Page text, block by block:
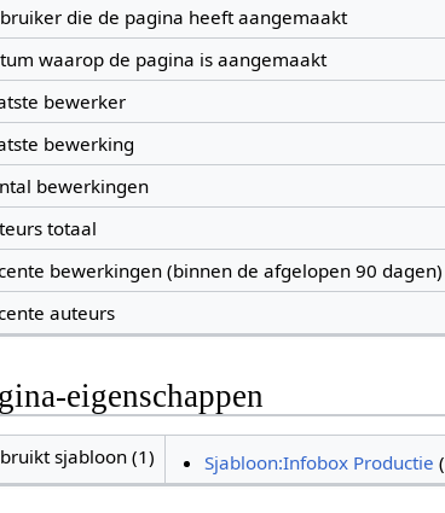
die de pagina heeft aangemaakt
waarop de pagina is aangemaakt
bewerker
bewerking
bewerkingen
totaal
bewerkingen (binnen de afgelopen 90 dagen)
auteurs
eigenschappen
sjabloon (1) Sjabloon:Infobox Productie (